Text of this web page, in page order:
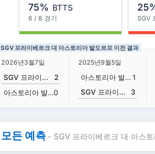
75% BTTS
6 / 8 경기 SGV
SGV 프라이베르크 대 아스토리아 발도르프 이전 결과
2026년3월7일
SGV 프라이베르크
2
아스토리아 발도르프0
2025년9월5일
아스토리아 발도르프 1
SGV 프라이베르크
3
모든 예측 - SGV 프라이베르크 대 아스